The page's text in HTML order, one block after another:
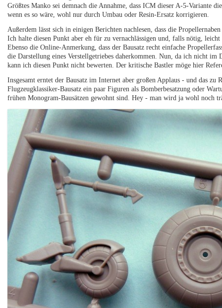
Größtes Manko sei demnach die Annahme, dass ICM dieser A-5-Variante
wenn es so wäre, wohl nur durch Umbau oder Resin-Ersatz korrigieren.
Außerdem lässt sich in einigen Berichten nachlesen, dass die
Ich halte diesen Punkt aber eh für zu vernachlässigen und, falls nötig,
Ebenso die Online-Anmerkung, dass der Bausatz recht einfache
die Darstellung eines Verstellgetriebes daherkommen. Nun, da ich nicht im
kann ich diesen Punkt nicht bewerten. Der kritische Bastler möge hier
Insgesamt erntet der Bausatz im Internet aber großen Applaus - und das
Flugzeugklassiker-Bausatz ein paar Figuren als Bomberbesatzung oder
frühen Monogram-Bausätzen gewohnt sind. Hey - man wird ja wohl noch